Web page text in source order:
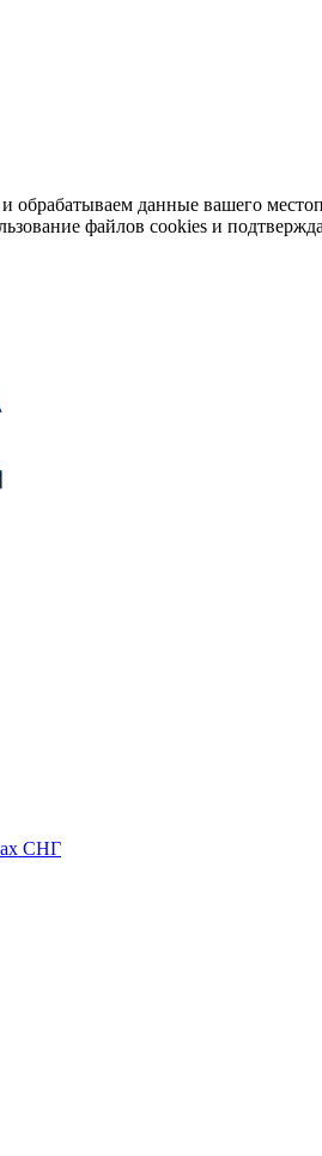
обрабатываем данные вашего
файлов cookies и
СНГ